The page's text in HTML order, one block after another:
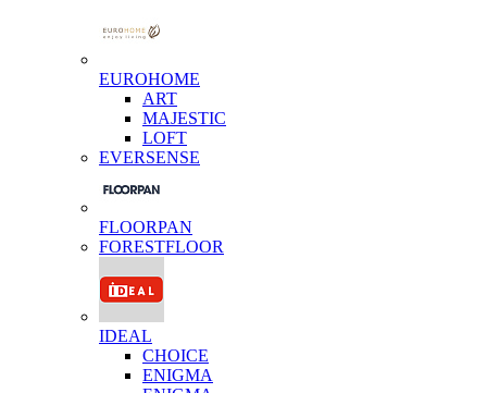
EUROHOME
ART
MAJESTIC
LOFT
EVERSENSE
FLOORPAN
FORESTFLOOR
IDEAL
CHOICE
ENIGMA